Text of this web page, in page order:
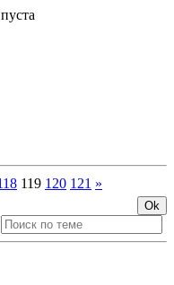
119 120 121 »